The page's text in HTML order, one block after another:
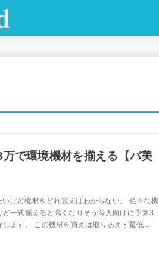
万で環境機材を揃える【バ美
けど機材をどれ買えばわからない。 色々な機
一式揃えると高くなりそう等人向けに予算3
ます。 この機材を買えば取りあえず最低...